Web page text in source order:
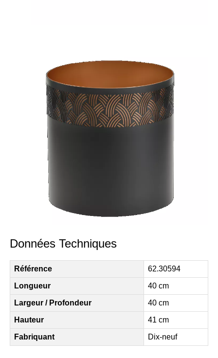
Données Techniques
Référence 62.30594
Longueur 40 cm
Largeur / Profondeur 40 cm
Hauteur 41 cm
Fabriquant Dix-neuf